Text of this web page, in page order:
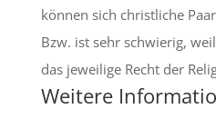
können sich christliche
Bzw. ist sehr schwierig,
das jeweilige Recht der
Weitere